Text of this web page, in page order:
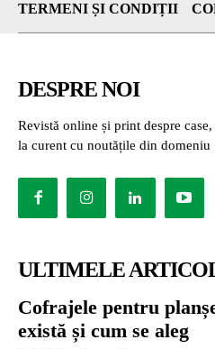
TERMENI ȘI CONDIȚII
DESPRE NOI
Revistă online și print despre
la curent cu noutățile din domeniu
ULTIMELE
Cofrajele pentru
există și cum se aleg